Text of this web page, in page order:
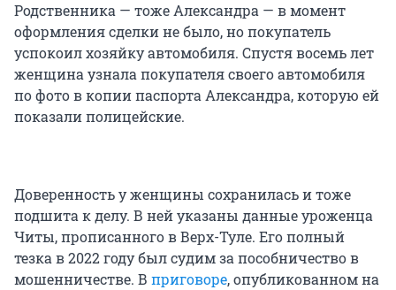
Родственника — тоже Александра — в момент
оформления сделки не было, но покупатель
успокоил хозяйку автомобиля. Спустя восемь лет
женщина узнала покупателя своего автомобиля
по фото в копии паспорта Александра, которую ей
показали полицейские.
Доверенность у женщины сохранилась и тоже
подшита к делу. В ней указаны данные уроженца
Читы, прописанного в Верх-Туле. Его полный
тезка в 2022 году был судим за пособничество в
мошенничестве. В приговоре, опубликованном на